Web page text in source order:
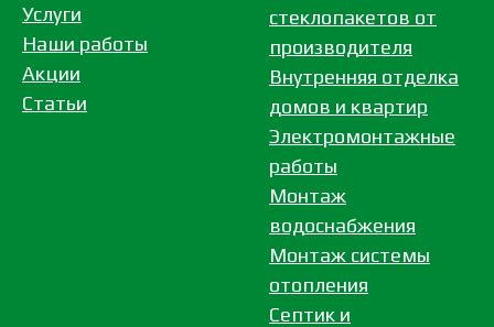
Услуги
Наши работы
Акции
Статьи
стеклопакетов от
производителя
Внутренняя отделка
домов и квартир
Электромонтажные
работы
Монтаж
водоснабжения
Монтаж системы
отопления
Септик и